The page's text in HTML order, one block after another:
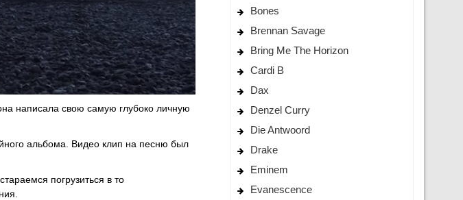
написала свою самую глубоко личную
альбома. Видео клип на песню был
погрузиться в то
Bones
Brennan Savage
Bring Me The Horizon
Cardi B
Dax
Denzel Curry
Die Antwoord
Drake
Eminem
Evanescence